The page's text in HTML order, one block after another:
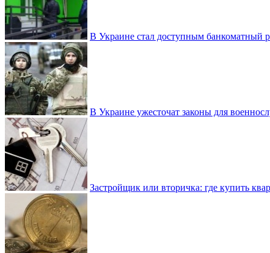
В Украине стал доступным банкоматный
В Украине ужесточат законы для
Застройщик или вторичка: где купить